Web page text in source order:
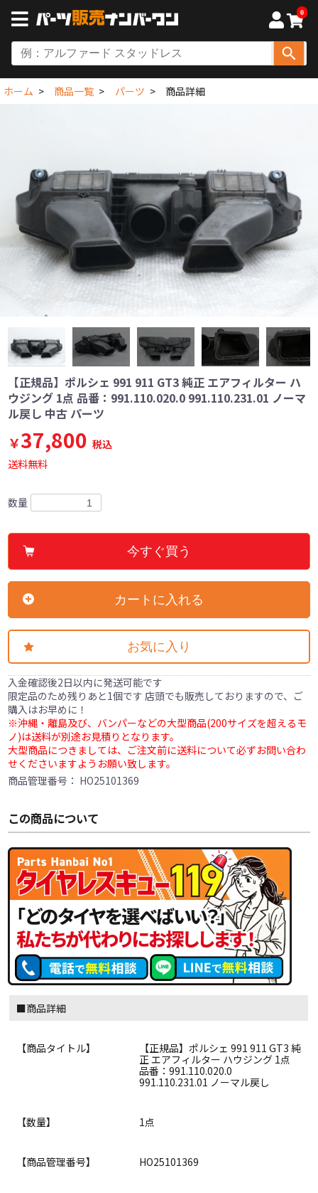
0
ホーム 商品一覧 パーツ 商品詳細
【正規品】ポルシェ 991 911 GT3 純正 エアフィルター ハ
ウジング 1点 品番：991.110.020.0 991.110.231.01 ノーマ
ル戻し 中古 パーツ
￥37,800 税込
送料無料
数量
今すぐ買う
カートに入れる
お気に入り
入金確認後2日以内に発送可能です
限定品のため残りあと1個です 店頭でも販売しておりますので、ご
購入はお早めに！
※沖縄・離島及び、バンパーなどの大型商品(200サイズを超えるモ
ノ)は送料が別途お見積りとなります。
大型商品につきましては、ご注文前に送料について必ずお問い合わ
せくださいますようお願い致します。
商品管理番号： HO25101369
この商品について
■商品詳細
【商品タイトル】
【正規品】ポルシェ 991 911 GT3 純
正 エアフィルター ハウジング 1点
品番：991.110.020.0
991.110.231.01 ノーマル戻し
【数量】 1点
【商品管理番号】 HO25101369